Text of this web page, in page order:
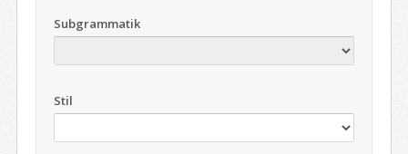
Subgrammatik
Stil